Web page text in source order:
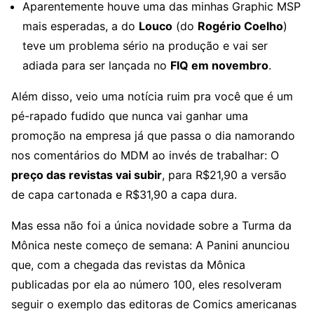
Aparentemente houve uma das minhas Graphic MSP
mais esperadas, a do Louco (do Rogério Coelho)
teve um problema sério na produção e vai ser
adiada para ser lançada no FIQ em novembro.
Além disso, veio uma notícia ruim pra você que é um
pé-rapado fudido que nunca vai ganhar uma
promoção na empresa já que passa o dia namorando
nos comentários do MDM ao invés de trabalhar: O
preço das revistas vai subir, para R$21,90 a versão
de capa cartonada e R$31,90 a capa dura.
Mas essa não foi a única novidade sobre a Turma da
Mônica neste começo de semana: A Panini anunciou
que, com a chegada das revistas da Mônica
publicadas por ela ao número 100, eles resolveram
seguir o exemplo das editoras de Comics americanas